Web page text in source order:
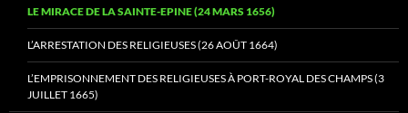
LE MIRACE DE LA SAINTE-EPINE (24 MARS 1656)
L’ARRESTATION DES RELIGIEUSES (26 AOÛT 1664)
L’EMPRISONNEMENT DES RELIGIEUSES À PORT-ROYAL DES CHAMPS (3
JUILLET 1665)